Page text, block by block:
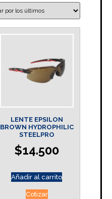
LENTE EPSILON
BROWN HYDROPHILIC
STEELPRO
$14.500
Añadir al carrito
Cotizar